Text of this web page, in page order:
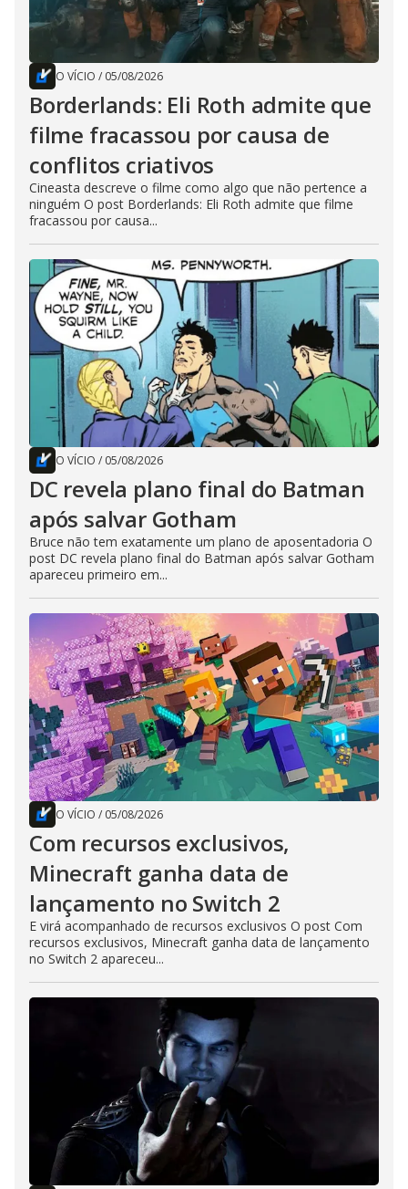
O VÍCIO / 05/08/2026
Borderlands: Eli Roth admite que
filme fracassou por causa de
conflitos criativos
Cineasta descreve o filme como algo que não pertence a
ninguém O post Borderlands: Eli Roth admite que filme
fracassou por causa...
O VÍCIO / 05/08/2026
DC revela plano final do Batman
após salvar Gotham
Bruce não tem exatamente um plano de aposentadoria O
post DC revela plano final do Batman após salvar Gotham
apareceu primeiro em...
O VÍCIO / 05/08/2026
Com recursos exclusivos,
Minecraft ganha data de
lançamento no Switch 2
E virá acompanhado de recursos exclusivos O post Com
recursos exclusivos, Minecraft ganha data de lançamento
no Switch 2 apareceu...